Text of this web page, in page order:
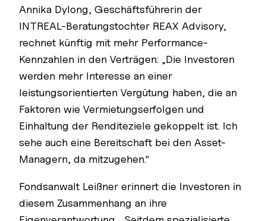
Annika Dylong, Geschäftsführerin der
INTREAL-Beratungstochter REAX Advisory,
rechnet künftig mit mehr Performance-
Kennzahlen in den Verträgen: „Die Investoren
werden mehr Interesse an einer
leistungsorientierten Vergütung haben, die an
Faktoren wie Vermietungserfolgen und
Einhaltung der Renditeziele gekoppelt ist. Ich
sehe auch eine Bereitschaft bei den Asset-
Managern, da mitzugehen.“
Fondsanwalt Leißner erinnert die Investoren in
diesem Zusammenhang an ihre